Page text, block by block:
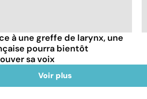
à une greffe de larynx, une
pourra bientôt
sa voix
Voir plus